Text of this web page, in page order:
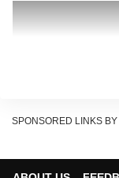
SPONSORED LINKS BY